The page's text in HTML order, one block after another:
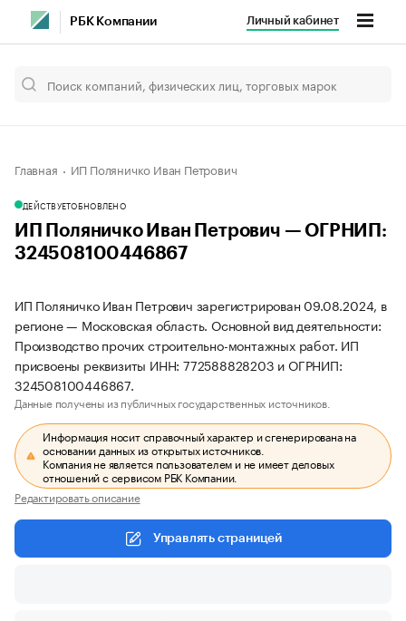
РБК Компании Личный кабинет
Главная ИП Поляничко Иван Петрович
ДЕЙСТВУЕТОБНОВЛЕНО
ИП Поляничко Иван Петрович — ОГРНИП:
324508100446867
ИП Поляничко Иван Петрович зарегистрирован 09.08.2024, в
регионе — Московская область. Основной вид деятельности:
Производство прочих строительно-монтажных работ. ИП
присвоены реквизиты ИНН: 772588828203 и ОГРНИП:
324508100446867.
Данные получены из публичных государственных источников.
Информация носит справочный характер и сгенерирована на
основании данных из открытых источников.
Компания не является пользователем и не имеет деловых
отношений с сервисом РБК Компании.
Редактировать описание
Управлять страницей